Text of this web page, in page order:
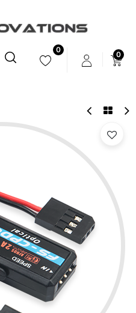
0
0